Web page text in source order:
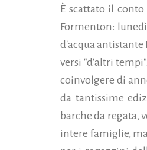
È scattato il
Formenton:
d'acqua antistante
versi "d'altri
coinvolgere di
da tantissime
barche da regata,
intere famiglie,